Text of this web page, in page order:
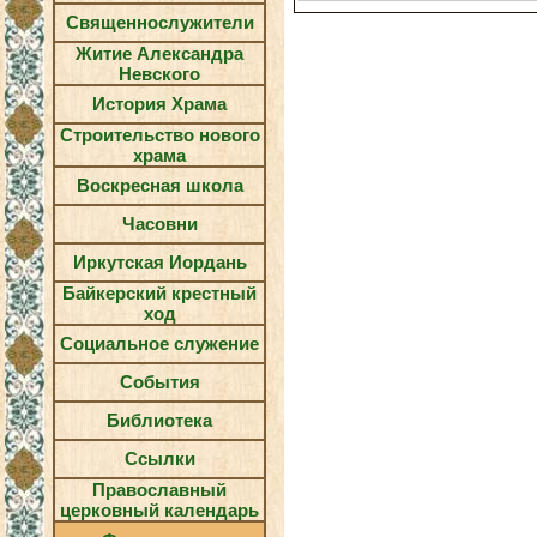
Священнослужители
Житие Александра
Невского
История Храма
Строительство нового
храма
Воскресная школа
Часовни
Иркутская Иордань
Байкерский крестный
ход
Социальное служение
События
Библиотека
Ссылки
Православный
церковный календарь